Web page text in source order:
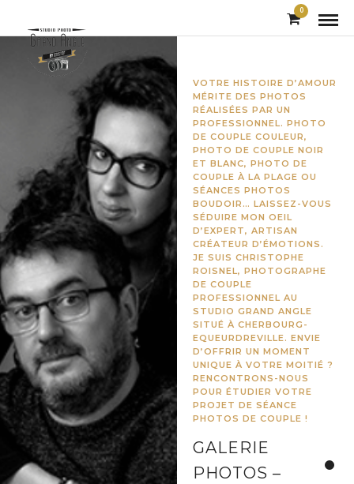
0
VOTRE HISTOIRE D’AMOUR
MÉRITE DES PHOTOS
RÉALISÉES PAR UN
PROFESSIONNEL. PHOTO
DE COUPLE COULEUR,
PHOTO DE COUPLE NOIR
ET BLANC, PHOTO DE
COUPLE À LA PLAGE OU
SÉANCES PHOTOS
BOUDOIR… LAISSEZ-VOUS
SÉDUIRE MON OEIL
D’EXPERT, ARTISAN
CRÉATEUR D’ÉMOTIONS.
JE SUIS CHRISTOPHE
ROISNEL, PHOTOGRAPHE
DE COUPLE
PROFESSIONNEL AU
STUDIO GRAND ANGLE
SITUÉ À CHERBOURG-
EQUEURDREVILLE. ENVIE
D’OFFRIR UN MOMENT
UNIQUE À VOTRE MOITIÉ ?
RENCONTRONS-NOUS
POUR ÉTUDIER VOTRE
PROJET DE SÉANCE
PHOTOS DE COUPLE !
GALERIE
PHOTOS –